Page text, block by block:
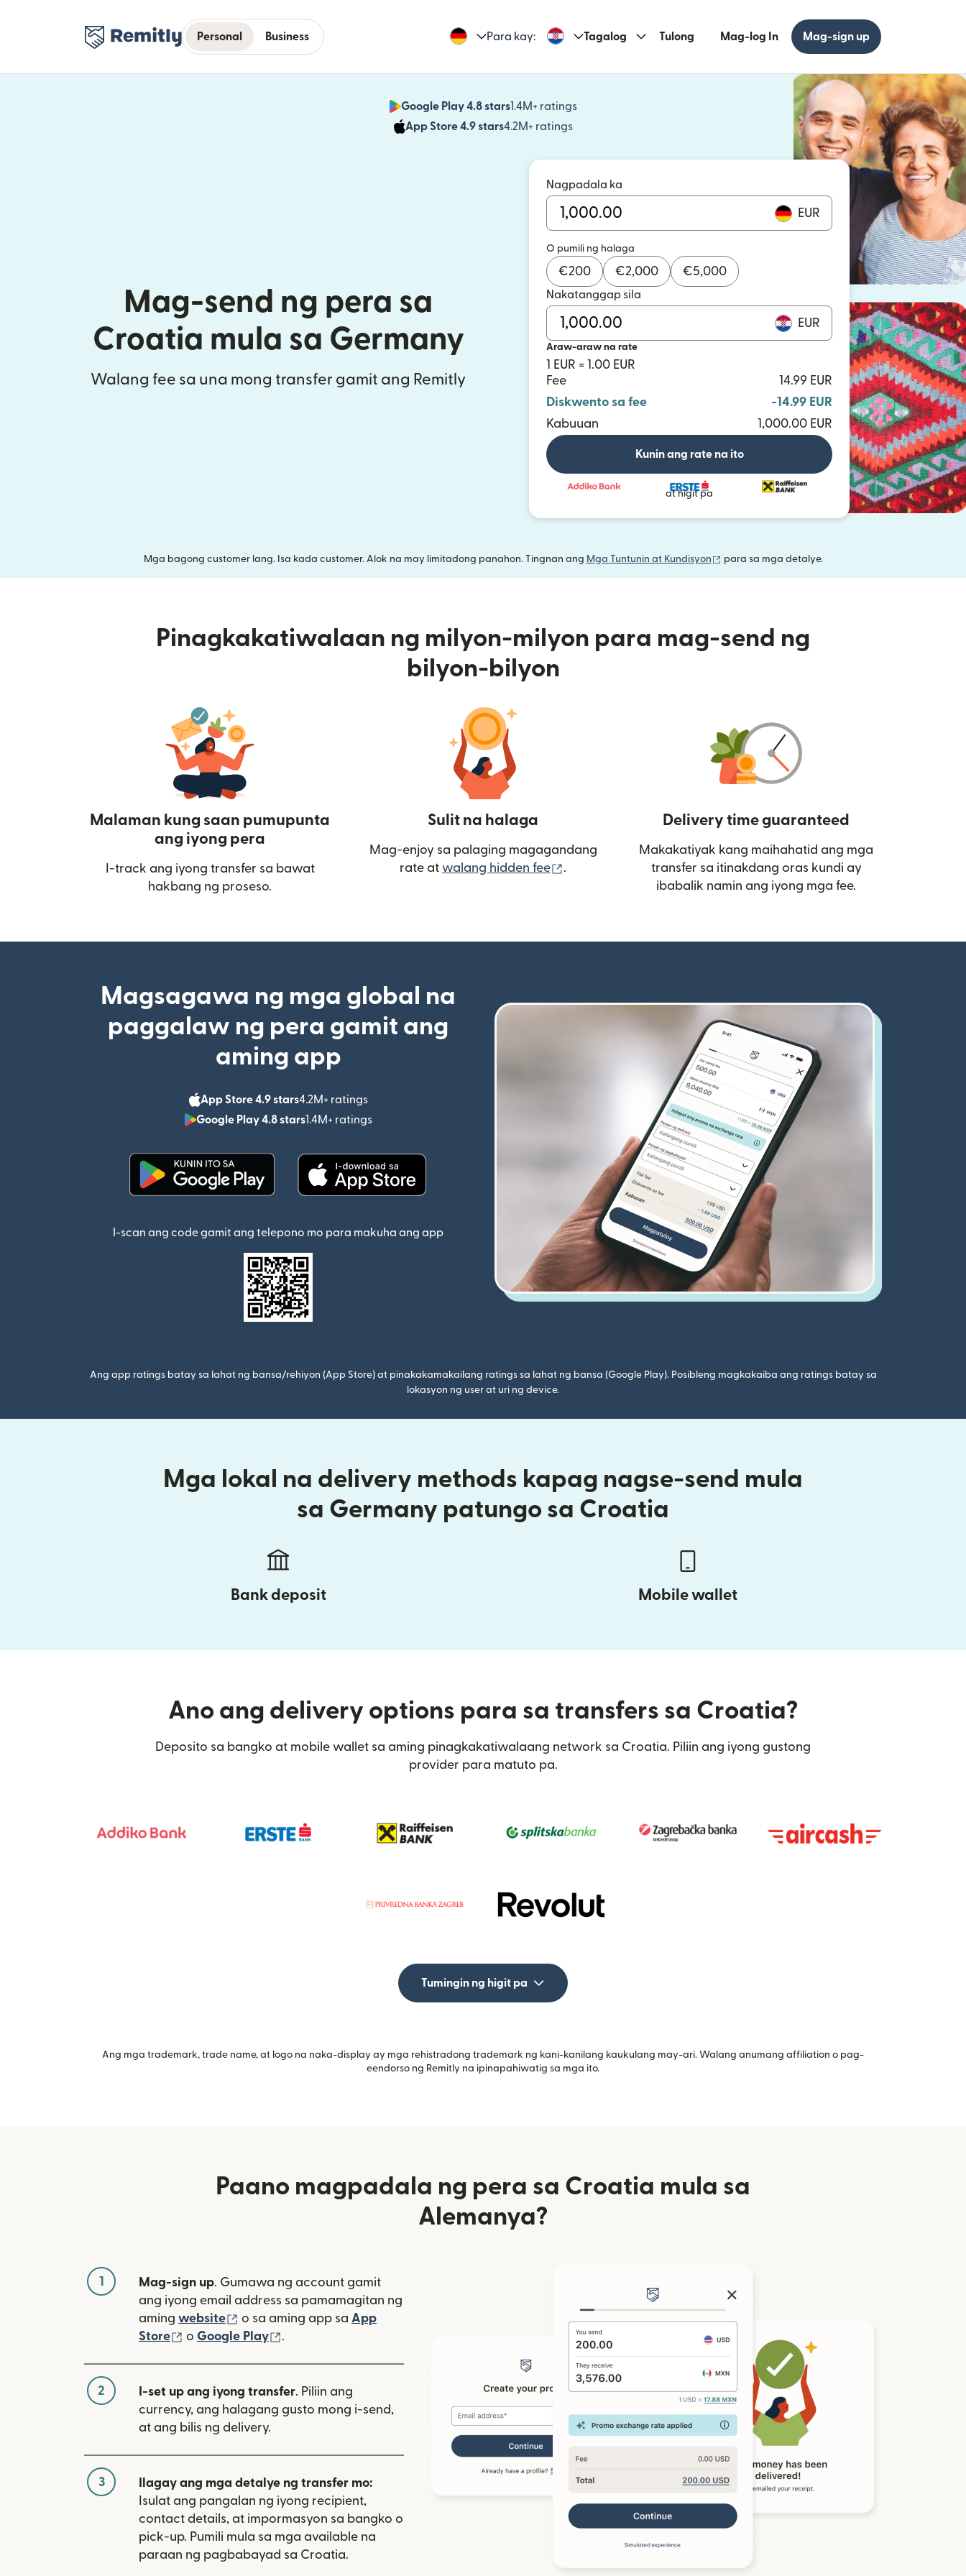
Personal Business Para kay: Tagalog Tulong Mag-log In Mag-sign up
Google Play 4.8 stars1.4M+ ratings
(bubukas sa bagong window)
App Store 4.9 stars4.2M+ ratings
(bubukas sa bagong window)
Mag-send ng pera sa
Croatia mula sa Germany
Walang fee sa una mong transfer gamit ang Remitly
Nagpadala ka
EUR
O pumili ng halaga
€200 €2,000 €5,000
Nakatanggap sila
EUR
Araw-araw na rate
1 EUR = 1.00 EUR
Fee
14.99 EUR
Diskwento sa fee
-14.99 EUR
Kabuuan
1,000.00 EUR
Kunin ang rate na ito
at higit pa
Mga bagong customer lang. Isa kada customer. Alok na may limitadong panahon. Tingnan ang Mga Tuntunin at Kundisyon (bubukas sa bagong window)
para sa mga detalye.
Pinagkakatiwalaan ng milyon-milyon para mag-send ng
bilyon-bilyon
Malaman kung saan pumupunta
ang iyong pera
I-track ang iyong transfer sa bawat
hakbang ng proseso.
Sulit na halaga
Mag-enjoy sa palaging magagandang
rate at walang hidden fee (bubukas sa bagong window)
.
Delivery time guaranteed
Makakatiyak kang maihahatid ang mga
transfer sa itinakdang oras kundi ay
ibabalik namin ang iyong mga fee.
Magsagawa ng mga global na
paggalaw ng pera gamit ang
aming app
App Store 4.9 stars4.2M+ ratings
(bubukas sa bagong window)
Google Play 4.8 stars1.4M+ ratings
(bubukas sa bagong window)
I-scan ang code gamit ang telepono mo para makuha ang app
Ang app ratings batay sa lahat ng bansa/rehiyon (App Store) at pinakakamakailang ratings sa lahat ng bansa (Google Play). Posibleng magkakaiba ang ratings batay sa
lokasyon ng user at uri ng device.
Mga lokal na delivery methods kapag nagse-send mula
sa Germany patungo sa Croatia
Bank deposit Mobile wallet
Ano ang delivery options para sa transfers sa Croatia?
Deposito sa bangko at mobile wallet sa aming pinagkakatiwalaang network sa Croatia. Piliin ang iyong gustong
provider para matuto pa.
Tumingin ng higit pa
Ang mga trademark, trade name, at logo na naka-display ay mga rehistradong trademark ng kani-kanilang kaukulang may-ari. Walang anumang affiliation o pag-
eendorso ng Remitly na ipinapahiwatig sa mga ito.
Paano magpadala ng pera sa Croatia mula sa
Alemanya?
1 Mag-sign up. Gumawa ng account gamit
ang iyong email address sa pamamagitan ng
aming website (bubukas sa bagong window)
o sa aming app sa App
Store
(bubukas sa bagong window)
o Google Play (bubukas sa bagong window)
.
2 I-set up ang iyong transfer. Piliin ang
currency, ang halagang gusto mong i-send,
at ang bilis ng delivery.
3
Ilagay ang mga detalye ng transfer mo:
Isulat ang pangalan ng iyong recipient,
contact details, at impormasyon sa bangko o
pick-up. Pumili mula sa mga available na
paraan ng pagbabayad sa Croatia.